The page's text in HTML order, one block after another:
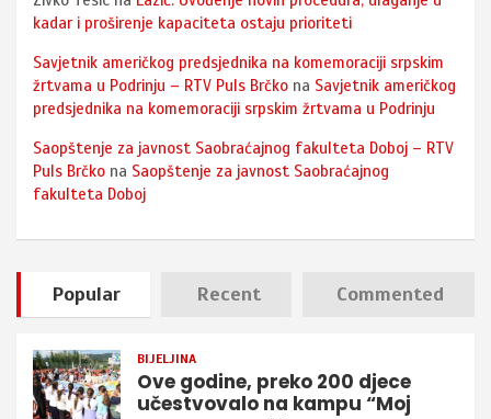
kadar i proširenje kapaciteta ostaju prioriteti
Savjetnik američkog predsjednika na komemoraciji srpskim
žrtvama u Podrinju – RTV Puls Brčko na Savjetnik američkog
predsjednika na komemoraciji srpskim žrtvama u Podrinju
Saopštenje za javnost Saobraćajnog fakulteta Doboj – RTV
Puls Brčko na Saopštenje za javnost Saobraćajnog
fakulteta Doboj
Popular Recent Commented
BIJELJINA
Ove godine, preko 200 djece
učestvovalo na kampu “Moj